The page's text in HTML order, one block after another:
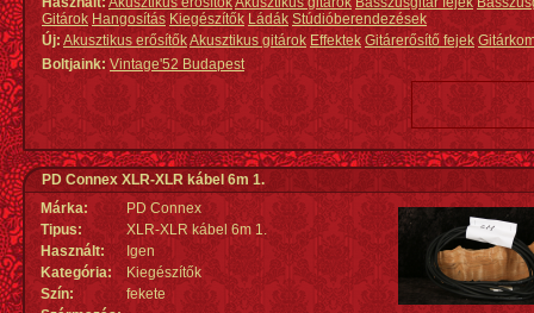
Gitárok Hangosítás Kiegészítők Ládák Stúdióberendezések
Új:Akusztikus erősítőkAkusztikus gitárok Effektek Gitárerősítő fejek
Boltjaink: Vintage'52 Budapest
PD Connex XLR-XLR kábel 6m 1.
Márka:
PD Connex
Tipus:
XLR-XLR kábel 6m 1.
Használt:
Igen
Kategória:
Kiegészítők
Szín:
fekete